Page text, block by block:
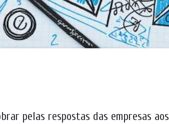
pelas respostas das empresas aos